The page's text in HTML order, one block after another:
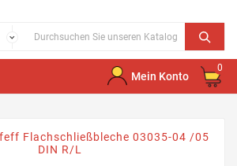
Mein Konto
0
Flachschließbleche 03035-04 /05
DIN R/L